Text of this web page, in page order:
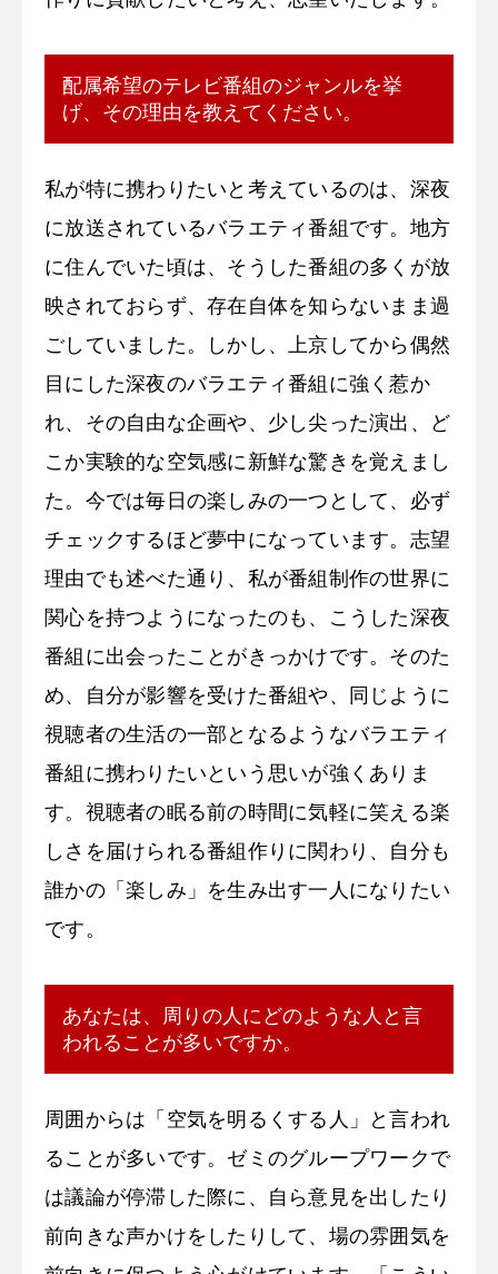
配属希望のテレビ番組のジャンルを挙
げ、その理由を教えてください。
私が特に携わりたいと考えているのは、深夜
に放送されているバラエティ番組です。地方
に住んでいた頃は、そうした番組の多くが放
映されておらず、存在自体を知らないまま過
ごしていました。しかし、上京してから偶然
目にした深夜のバラエティ番組に強く惹か
れ、その自由な企画や、少し尖った演出、ど
こか実験的な空気感に新鮮な驚きを覚えまし
た。今では毎日の楽しみの一つとして、必ず
チェックするほど夢中になっています。志望
理由でも述べた通り、私が番組制作の世界に
関心を持つようになったのも、こうした深夜
番組に出会ったことがきっかけです。そのた
め、自分が影響を受けた番組や、同じように
視聴者の生活の一部となるようなバラエティ
番組に携わりたいという思いが強くありま
す。視聴者の眠る前の時間に気軽に笑える楽
しさを届けられる番組作りに関わり、自分も
誰かの「楽しみ」を生み出す一人になりたい
です。
あなたは、周りの人にどのような人と言
われることが多いですか。
周囲からは「空気を明るくする人」と言われ
ることが多いです。ゼミのグループワークで
は議論が停滞した際に、自ら意見を出したり
前向きな声かけをしたりして、場の雰囲気を